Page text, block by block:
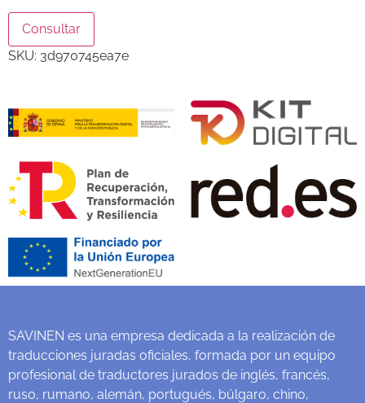
Consultar
SKU: 3d970745ea7e
SAVINEN es una empresa dedicada a la realización de
traducciones juradas oficiales, formada por un equipo
profesional de traductores jurados de inglés, francés,
ruso, rumano, alemán, portugués, búlgaro, chino,